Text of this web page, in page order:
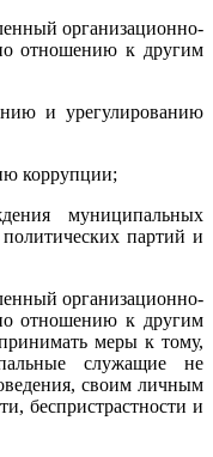
организационно-
отношению к другим
и урегулированию
коррупции;
муниципальных
партий и
организационно-
отношению к другим
меры к тому,
служащие не
своим личным
беспристрастности и